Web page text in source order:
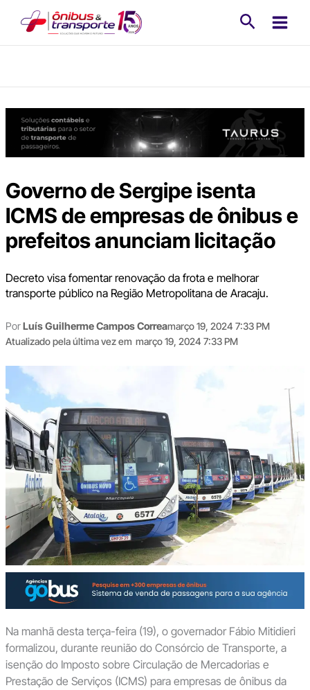
Governo de Sergipe isenta
ICMS de empresas de ônibus e
prefeitos anunciam licitação
Decreto visa fomentar renovação da frota e melhorar
transporte público na Região Metropolitana de Aracaju.
PorLuís Guilherme Campos Correamarço 19, 2024 7:33 PM
Atualizado pela última vez em março 19, 2024 7:33 PM
Na manhã desta terça-feira (19), o governador Fábio Mitidieri
formalizou, durante reunião do Consórcio de Transporte, a
isenção do Imposto sobre Circulação de Mercadorias e
Prestação de Serviços (ICMS) para empresas de ônibus da